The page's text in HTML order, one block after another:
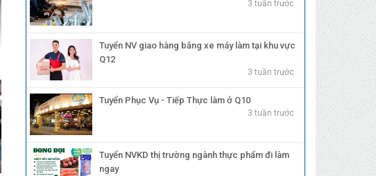
3 tuần trước
Tuyển NV giao hàng bằng xe máy làm tại khu vực
Q12
3 tuần trước
Tuyển Phục Vụ - Tiếp Thực làm ở Q10
3 tuần trước
Tuyển NVKD thị trường ngành thực phẩm đi làm
ngay